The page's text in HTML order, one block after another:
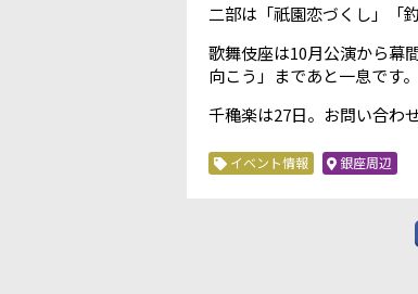
二部は「祇園恋づくし」「
歌舞伎座は10月公演から幕
向こう」まであと一息です。
千穐楽は27日。お問い合わ
イベント情報 銀座周辺